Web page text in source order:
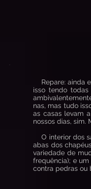
Repare: ainda
isso tendo
nas, mas tudo
as casas levam
nossos dias, sim.
O interior dos
abas dos
variedade de
frequência); e
contra pedras ou